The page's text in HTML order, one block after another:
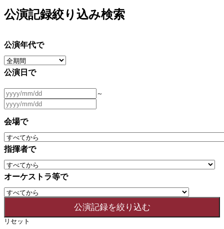
公演記録絞り込み検索
公演年代で
公演日で
～
会場で
指揮者で
オーケストラ等で
リセット